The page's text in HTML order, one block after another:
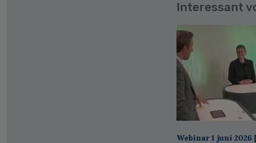
Interessant
Webinar 1 juni 2026